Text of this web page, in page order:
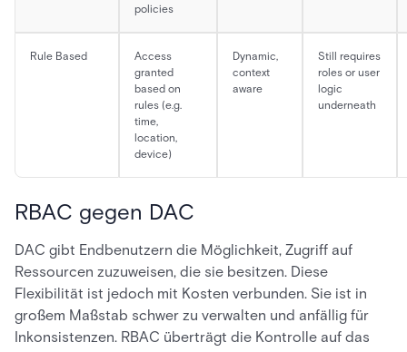
policies
Rule Based
Access
granted
based on
rules (e.g.
time,
location,
device)
Dynamic,
context
aware
Still requires
roles or user
logic
underneath
RBAC gegen DAC
DAC gibt Endbenutzern die Möglichkeit, Zugriff auf
Ressourcen zuzuweisen, die sie besitzen. Diese
Flexibilität ist jedoch mit Kosten verbunden. Sie ist in
großem Maßstab schwer zu verwalten und anfällig für
Inkonsistenzen. RBAC überträgt die Kontrolle auf das